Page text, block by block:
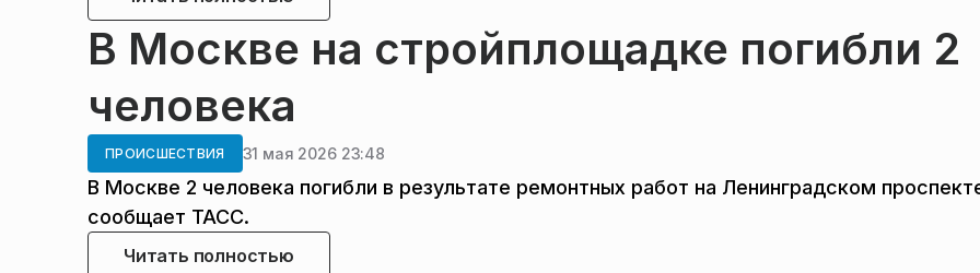
В Москве на стройплощадке погибли 2
человека
ПРОИСШЕСТВИЯ 31 мая 2026 23:48
В Москве 2 человека погибли в результате ремонтных работ на Ленинградском
сообщает ТАСС.
Читать полностью